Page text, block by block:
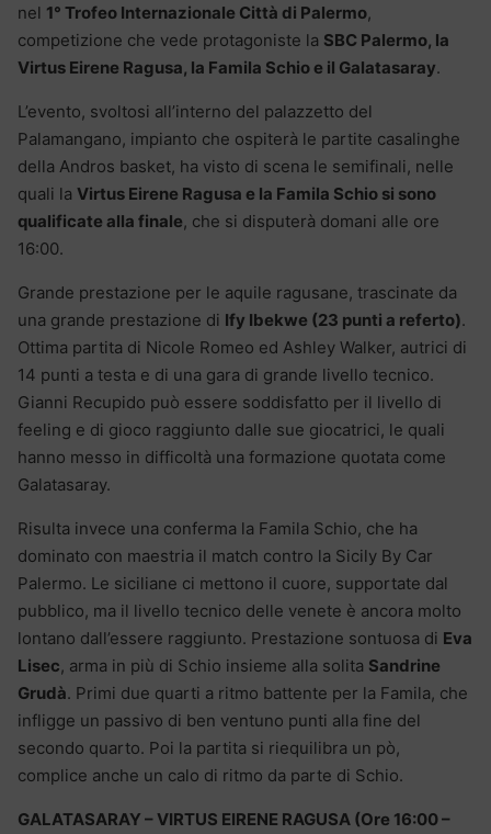
nel 1° Trofeo Internazionale Città di Palermo,
competizione che vede protagoniste la SBC Palermo, la
Virtus Eirene Ragusa, la Famila Schio e il Galatasaray.
L’evento, svoltosi all’interno del palazzetto del
Palamangano, impianto che ospiterà le partite casalinghe
della Andros basket, ha visto di scena le semifinali, nelle
quali la Virtus Eirene Ragusa e la Famila Schio si sono
qualificate alla finale, che si disputerà domani alle ore
16:00.
Grande prestazione per le aquile ragusane, trascinate da
una grande prestazione di Ify Ibekwe (23 punti a referto).
Ottima partita di Nicole Romeo ed Ashley Walker, autrici di
14 punti a testa e di una gara di grande livello tecnico.
Gianni Recupido può essere soddisfatto per il livello di
feeling e di gioco raggiunto dalle sue giocatrici, le quali
hanno messo in difficoltà una formazione quotata come
Galatasaray.
Risulta invece una conferma la Famila Schio, che ha
dominato con maestria il match contro la Sicily By Car
Palermo. Le siciliane ci mettono il cuore, supportate dal
pubblico, ma il livello tecnico delle venete è ancora molto
lontano dall’essere raggiunto. Prestazione sontuosa di Eva
Lisec, arma in più di Schio insieme alla solita Sandrine
Grudà. Primi due quarti a ritmo battente per la Famila, che
infligge un passivo di ben ventuno punti alla fine del
secondo quarto. Poi la partita si riequilibra un pò,
complice anche un calo di ritmo da parte di Schio.
GALATASARAY – VIRTUS EIRENE RAGUSA (Ore 16:00 –